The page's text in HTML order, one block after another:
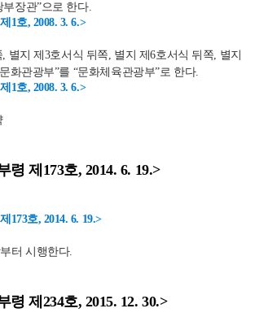
부장관”으로 한다.
1호, 2008. 3. 6.>
별지 제3호서식 뒤쪽, 별지 제6호서식 뒤쪽, 별지
화관광부”를 “문화체육관광부”로 한다.
1호, 2008. 3. 6.>
령 제173호, 2014. 6. 19.>
173호, 2014. 6. 19.>
터 시행한다.
령 제234호, 2015. 12. 30.>